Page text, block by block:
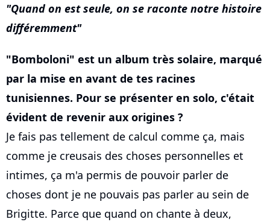
Quand on est seule, on se raconte notre histoire
différemment
"Bomboloni" est un album très solaire, marqué
par la mise en avant de tes racines
tunisiennes. Pour se présenter en solo, c'était
évident de revenir aux origines ?
Je fais pas tellement de calcul comme ça, mais
comme je creusais des choses personnelles et
intimes, ça m'a permis de pouvoir parler de
choses dont je ne pouvais pas parler au sein de
Brigitte. Parce que quand on chante à deux,